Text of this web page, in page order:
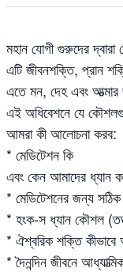
মহান যোগী গুরুদের
এটি জীবনশক্তি, প্রান
এতে মন, দেহ এবং আত্মার
এই অধিবেশনে যে
আমরা কী আলোচনা করব:
* মেডিটেশন কি
এবং কেন আমাদের ধ্যান
* মেডিটেশনের জন্য সঠিক
* হংক-স ধ্যান কৌশল
* ঐশ্বরিক শক্তি কীভাবে
* দৈনন্দিন জীবনে